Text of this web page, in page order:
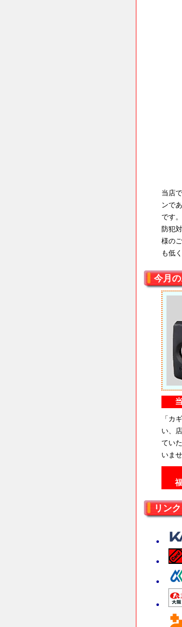
当店
ンで
です
防犯
様の
も低
今月
「カ
い、
てい
いま
リンク